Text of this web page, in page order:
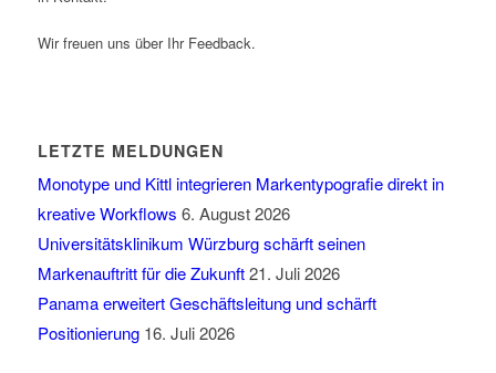
Wir freuen uns über Ihr Feedback.
LETZTE MELDUNGEN
Monotype und Kittl integrieren Markentypografie direkt in
kreative Workflows 6. August 2026
Universitätsklinikum Würzburg schärft seinen
Markenauftritt für die Zukunft 21. Juli 2026
Panama erweitert Geschäftsleitung und schärft
Positionierung 16. Juli 2026